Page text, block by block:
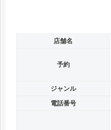
店舗名
予約
ジャンル
電話番号